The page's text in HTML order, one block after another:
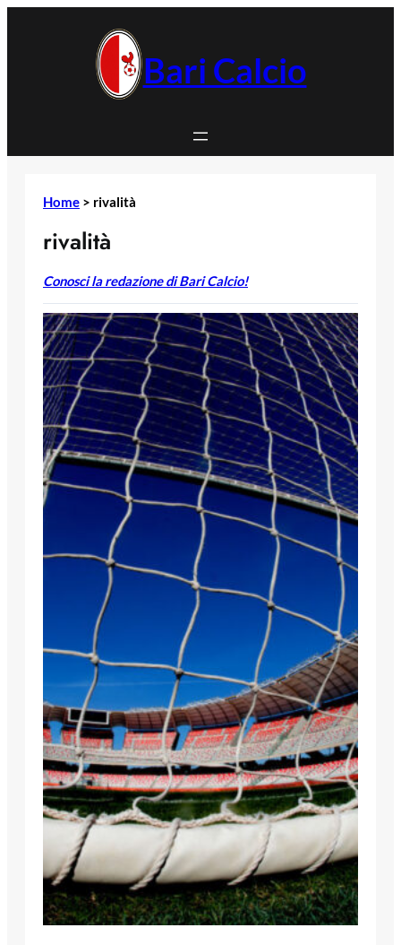
Bari Calcio
Home > rivalità
rivalità
Conosci la redazione di Bari Calcio!